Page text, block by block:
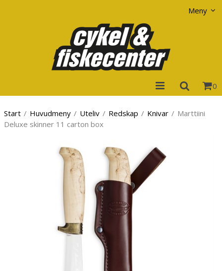
Meny
0
Start / Huvudmeny / Uteliv / Redskap / Knivar / Marttiini
Deluxe skinner 11 carton box